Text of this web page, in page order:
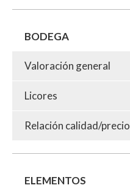
BODEGA
Valoración general
Licores
Relación calidad/precio
ELEMENTOS